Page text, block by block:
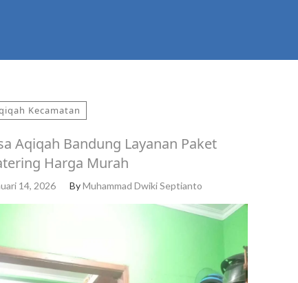
Kecamatan
Aqiqah Bandung Layanan Paket
Harga Murah
14, 2026 ByMuhammad Dwiki Septianto